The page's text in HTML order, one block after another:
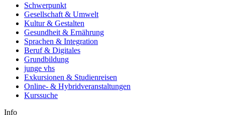
Schwerpunkt
Gesellschaft & Umwelt
Kultur & Gestalten
Gesundheit & Ernährung
Sprachen & Integration
Beruf & Digitales
Grundbildung
junge vhs
Exkursionen & Studienreisen
Online- & Hybridveranstaltungen
Kurssuche
Info